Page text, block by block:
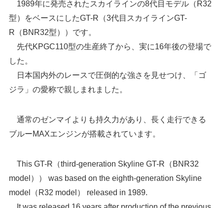
1989年に発売されたスカイラインの8代目モデル（R32
型）をベースにしたGT-R（3代目スカイラインGT-
R（BNR32型））です。
先代KPGC110型の生産終了から、実に16年後の登場で
した。
日本国内外のレースで圧倒的な強さを見せつけ、「ゴ
ジラ」の愛称で親しまれました。
通常のゼンマイよりも持久力があり、長く走行できる
ブルーMAXエンジンが搭載されています。
This GT-R（third-generation Skyline GT-R（BNR32
model）） was based on the eighth-generation Skyline
model（R32 model） released in 1989.